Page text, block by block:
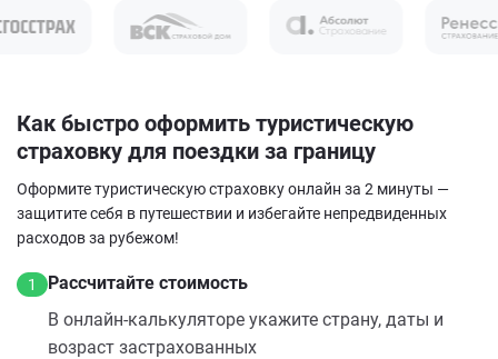
Как быстро оформить туристическую
страховку для поездки за границу
Оформите туристическую страховку онлайн за 2 минуты —
защитите себя в путешествии и избегайте непредвиденных
расходов за рубежом!
1
Рассчитайте стоимость
В онлайн‑калькуляторе укажите страну, даты и
возраст застрахованных